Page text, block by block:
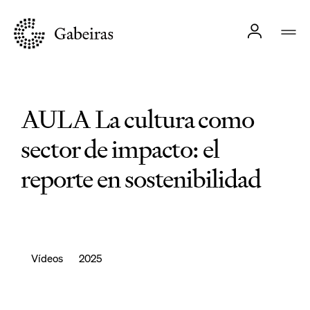
AULA La cultura como
sector de impacto: el
reporte en sostenibilidad
Vídeos 2025